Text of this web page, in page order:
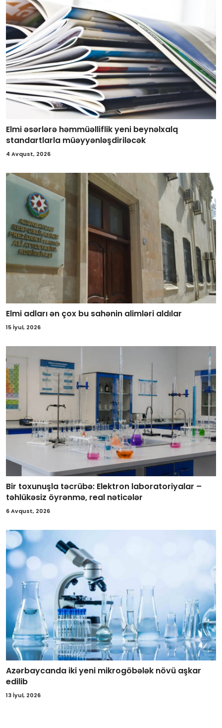
Elmi əsərlərə həmmüəlliflik yeni beynəlxalq
standartlarla müəyyənləşdiriləcək
4 Avqust, 2026
Elmi adları ən çox bu sahənin alimləri aldılar
15 İyul, 2026
Bir toxunuşla təcrübə: Elektron laboratoriyalar –
təhlükəsiz öyrənmə, real nəticələr
6 Avqust, 2026
Azərbaycanda iki yeni mikrogöbələk növü aşkar
edilib
13 İyul, 2026